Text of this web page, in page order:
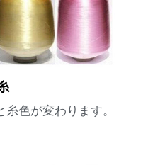
色が変わります。